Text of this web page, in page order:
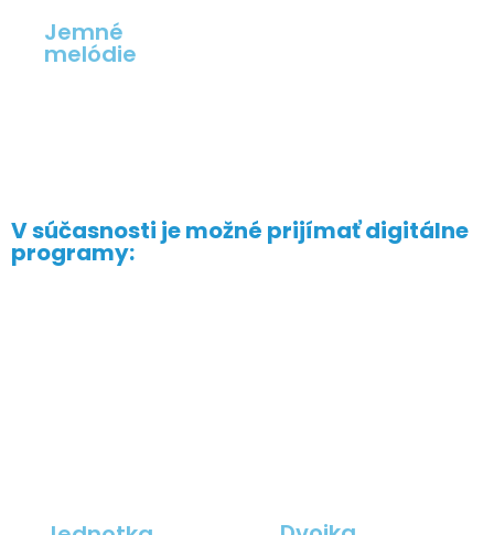
Jemné
melódie
V súčasnosti je možné prijímať digitálne
programy: